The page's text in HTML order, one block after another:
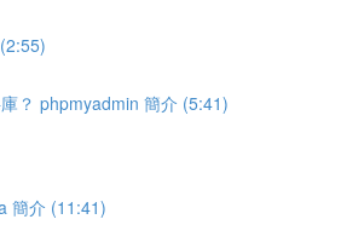
？ phpmyadmin 簡介 (5:41)
簡介 (11:41)